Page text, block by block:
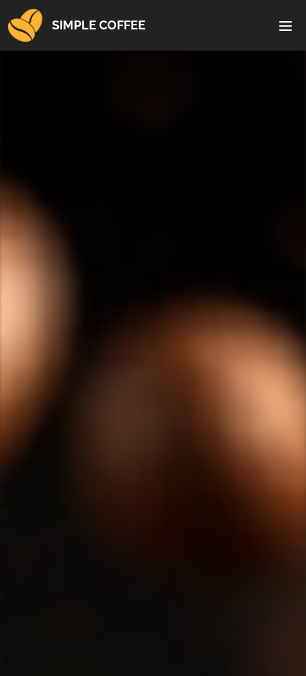
SIMPLE COFFEE